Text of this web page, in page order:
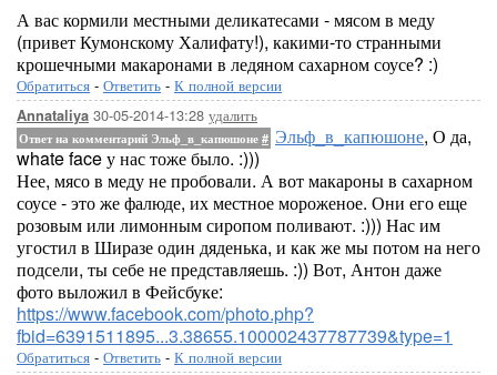
А вас кормили местными деликатесами - мясом в меду
(привет Кумонскому Халифату!), какими-то странными
крошечными макаронами в ледяном сахарном соусе? :)
Обратиться - Ответить - К полной версии
Annataliya 30-05-2014-13:28 удалить
Ответ на комментарий Эльф_в_капюшоне # Эльф_в_капюшоне, О да,
whate face у нас тоже было. :)))
Нее, мясо в меду не пробовали. А вот макароны в сахарном
соусе - это же фалюде, их местное мороженое. Они его еще
розовым или лимонным сиропом поливают. :))) Нас им
угостил в Ширазе один дяденька, и как же мы потом на него
подсели, ты себе не представляешь. :)) Вот, Антон даже
фото выложил в Фейсбуке:
https://www.facebook.com/photo.php?
fbid=6391511895...3.38655.100002437787739&type=1
Обратиться - Ответить - К полной версии